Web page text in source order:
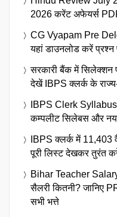
2026 करेंट अफेयर्स
CG Vyapam Pre
यहां डाउनलोड करें प्रश्न
सरकारी बैंक में सिलेक्शन
देखें IBPS क्लर्क के
IBPS Clerk Syllabus
कम्पलीट सिलेबस और नया
IBPS क्लर्क में
पूरी लिस्ट देखकर तुरंत
Bihar Teacher Salary
सैलरी कितनी? जानिए
सभी भत्ते